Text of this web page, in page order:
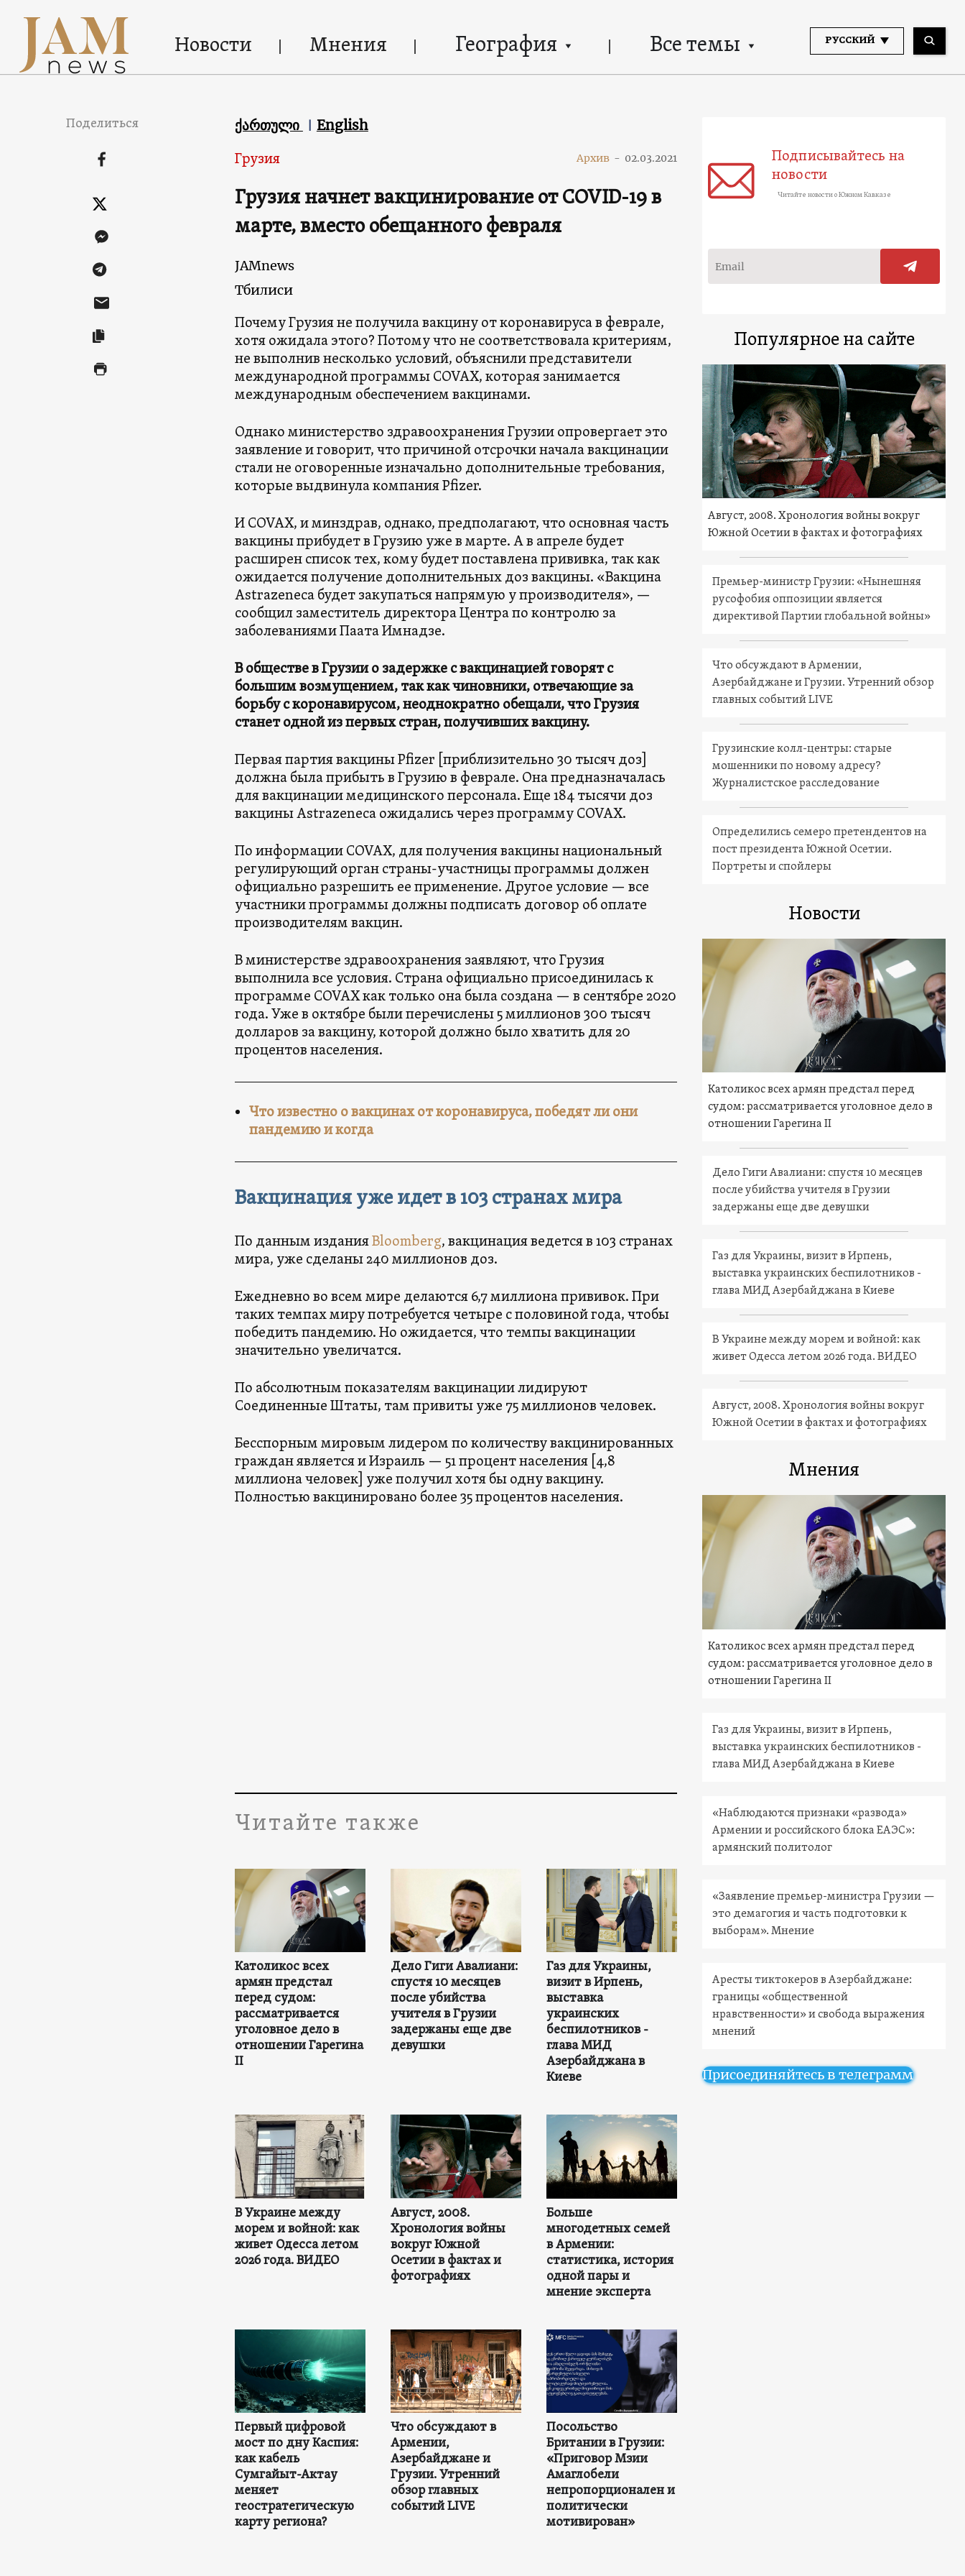
Новости Мнения География Все темы РУССКИЙ
Поделиться ქართული English
Грузия Архив - 02.03.2021
Грузия начнет вакцинирование от COVID-19 в
марте, вместо обещанного февраля
JAMnews
Тбилиси
Почему Грузия не получила вакцину от коронавируса в феврале,
хотя ожидала этого? Потому что не соответствовала критериям,
не выполнив несколько условий, объяснили представители
международной программы COVAX, которая занимается
международным обеспечением вакцинами.
Однако министерство здравоохранения Грузии опровергает это
заявление и говорит, что причиной отсрочки начала вакцинации
стали не оговоренные изначально дополнительные требования,
которые выдвинула компания Pfizer.
И COVAX, и минздрав, однако, предполагают, что основная часть
вакцины прибудет в Грузию уже в марте. А в апреле будет
расширен список тех, кому будет поставлена прививка, так как
ожидается получение дополнительных доз вакцины. «Вакцина
Astrazeneca будет закупаться напрямую у производителя», —
сообщил заместитель директора Центра по контролю за
заболеваниями Паата Имнадзе.
В обществе в Грузии о задержке с вакцинацией говорят с
большим возмущением, так как чиновники, отвечающие за
борьбу с коронавирусом, неоднократно обещали, что Грузия
станет одной из первых стран, получивших вакцину.
Первая партия вакцины Pfizer [приблизительно 30 тысяч доз]
должна была прибыть в Грузию в феврале. Она предназначалась
для вакцинации медицинского персонала. Еще 184 тысячи доз
вакцины Astrazeneca ожидались через программу COVAX.
По информации COVAX, для получения вакцины национальный
регулирующий орган страны-участницы программы должен
официально разрешить ее применение. Другое условие — все
участники программы должны подписать договор об оплате
производителям вакцин.
В министерстве здравоохранения заявляют, что Грузия
выполнила все условия. Страна официально присоединилась к
программе COVAX как только она была создана — в сентябре 2020
года. Уже в октябре были перечислены 5 миллионов 300 тысяч
долларов за вакцину, которой должно было хватить для 20
процентов населения.
Что известно о вакцинах от коронавируса, победят ли они
пандемию и когда
Вакцинация уже идет в 103 странах мира
По данным изданияBloomberg, вакцинация ведется в 103 странах
мира, уже сделаны 240 миллионов доз.
Ежедневно во всем мире делаются 6,7 миллиона прививок. При
таких темпах миру потребуется четыре с половиной года, чтобы
победить пандемию. Но ожидается, что темпы вакцинации
значительно увеличатся.
По абсолютным показателям вакцинации лидируют
Соединенные Штаты, там привиты уже 75 миллионов человек.
Бесспорным мировым лидером по количеству вакцинированных
граждан является и Израиль — 51 процент населения [4,8
миллиона человек] уже получил хотя бы одну вакцину.
Полностью вакцинировано более 35 процентов населения.
Читайте также
Католикос всех
армян предстал
перед судом:
рассматривается
уголовное дело в
отношении Гарегина
II
Дело Гиги Авалиани:
спустя 10 месяцев
после убийства
учителя в Грузии
задержаны еще две
девушки
Газ для Украины,
визит в Ирпень,
выставка
украинских
беспилотников -
глава МИД
Азербайджана в
Киеве
В Украине между
морем и войной: как
живет Одесса летом
2026 года. ВИДЕО
Август, 2008.
Хронология войны
вокруг Южной
Осетии в фактах и
фотографиях
Больше
многодетных семей
в Армении:
статистика, история
одной пары и
мнение эксперта
Первый цифровой
мост по дну Каспия:
как кабель
Сумгайыт-Актау
меняет
геостратегическую
карту региона?
Что обсуждают в
Армении,
Азербайджане и
Грузии. Утренний
обзор главных
событий LIVE
Посольство
Британии в Грузии:
«Приговор Мзии
Амаглобели
непропорционален и
политически
мотивирован»
Подписывайтесь на
новости
Читайте новости о Южном Кавказе
Популярное на сайте
Август, 2008. Хронология войны вокруг
Южной Осетии в фактах и фотографиях
Премьер-министр Грузии: «Нынешняя
русофобия оппозиции является
директивой Партии глобальной войны»
Что обсуждают в Армении,
Азербайджане и Грузии. Утренний обзор
главных событий LIVE
Грузинские колл-центры: старые
мошенники по новому адресу?
Журналистское расследование
Определились семеро претендентов на
пост президента Южной Осетии.
Портреты и спойлеры
Новости
Католикос всех армян предстал перед
судом: рассматривается уголовное дело в
отношении Гарегина II
Дело Гиги Авалиани: спустя 10 месяцев
после убийства учителя в Грузии
задержаны еще две девушки
Газ для Украины, визит в Ирпень,
выставка украинских беспилотников -
глава МИД Азербайджана в Киеве
В Украине между морем и войной: как
живет Одесса летом 2026 года. ВИДЕО
Август, 2008. Хронология войны вокруг
Южной Осетии в фактах и фотографиях
Мнения
Католикос всех армян предстал перед
судом: рассматривается уголовное дело в
отношении Гарегина II
Газ для Украины, визит в Ирпень,
выставка украинских беспилотников -
глава МИД Азербайджана в Киеве
«Наблюдаются признаки «развода»
Армении и российского блока ЕАЭС»:
армянский политолог
«Заявление премьер-министра Грузии —
это демагогия и часть подготовки к
выборам». Мнение
Аресты тиктокеров в Азербайджане:
границы «общественной
нравственности» и свобода выражения
мнений
Присоединяйтесь в телеграмм